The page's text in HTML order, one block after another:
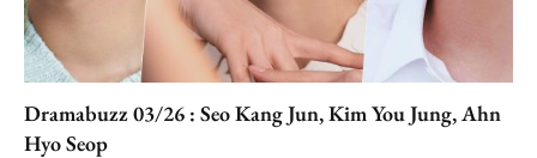
Dramabuzz 03/26 : Seo Kang Jun, Kim You Jung, Ahn
Hyo Seop